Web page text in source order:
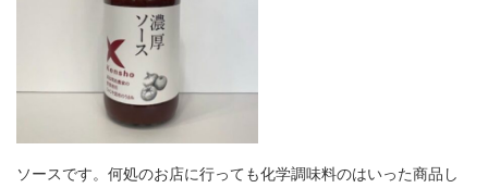
ソースです。何処のお店に行っても化学調味料のはいった商品し